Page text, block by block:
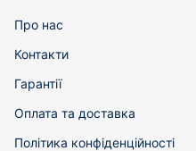
Про нас
Контакти
Гарантії
Оплата та доставка
Політика конфіденційності